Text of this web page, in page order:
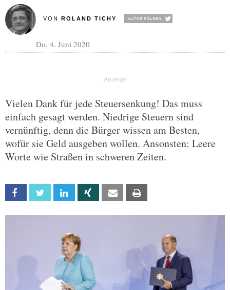
VON ROLAND TICHY
Do, 4. Juni 2020
Vielen Dank für jede Steuersenkung! Das muss
einfach gesagt werden. Niedrige Steuern sind
vernünftig, denn die Bürger wissen am Besten,
wofür sie Geld ausgeben wollen. Ansonsten: Leere
Worte wie Straßen in schweren Zeiten.
Facebook Twitter Linkedin Xing Email